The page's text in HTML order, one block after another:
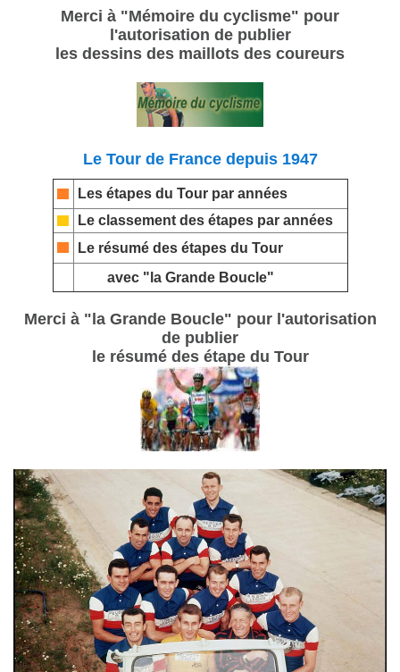
Merci à "Mémoire du cyclisme" pour
l'autorisation de publier
les dessins des maillots des coureurs
Le Tour de France depuis 1947
Les étapes du Tour par années
Le classement des étapes par années
Le résumé des étapes du Tour
avec "la Grande Boucle"
Merci à "la Grande Boucle" pour l'autorisation
de publier
le résumé des étape du Tour